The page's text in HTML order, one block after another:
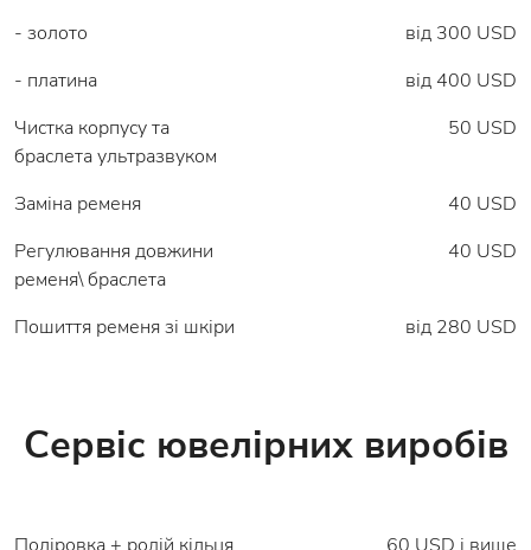
- золото
від 300 USD
- платина
від 400 USD
Чистка корпусу та
браслета ультразвуком
50 USD
Заміна ременя
40 USD
Регулювання довжини
ременя\ браслета
40 USD
Пошиття ременя зі шкіри від 280 USD
Сервіс ювелірних виробів